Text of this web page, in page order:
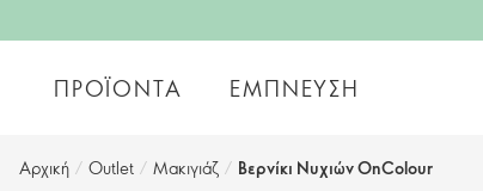
ΠΡΟΪΌΝΤΑ ΈΜΠΝΕΥΣΗ
Αρχική / Outlet / Μακιγιάζ / Βερνίκι Νυχιών OnColour